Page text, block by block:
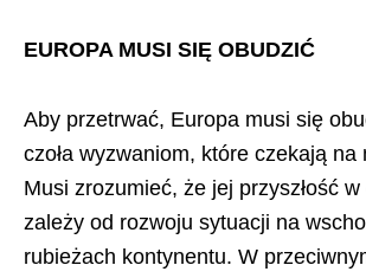
EUROPA MUSI SIĘ OBUDZIĆ
Aby przetrwać, Europa musi się
czoła wyzwaniom, które czekają na
Musi zrozumieć, że jej przyszłość
zależy od rozwoju sytuacji na
rubieżach kontynentu. W